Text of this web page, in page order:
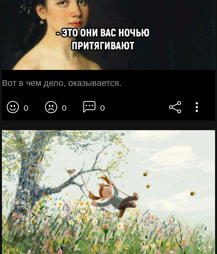
Вот в чем дело, оказывается.
0 0 0